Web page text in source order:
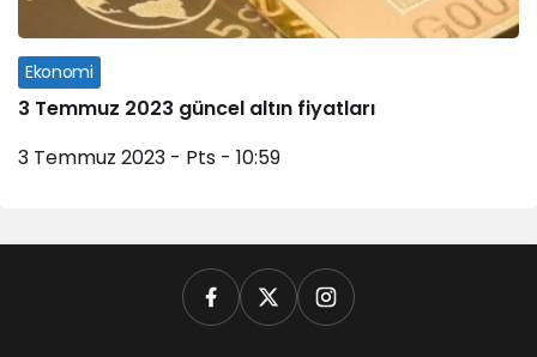
Haberleri
Ekonomi
3 Temmuz 2023 güncel altın fiyatları
3 Temmuz 2023 - Pts - 10:59